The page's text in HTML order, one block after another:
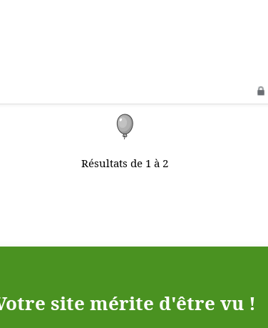
Résultats de 1 à 2
site mérite d'être vu !